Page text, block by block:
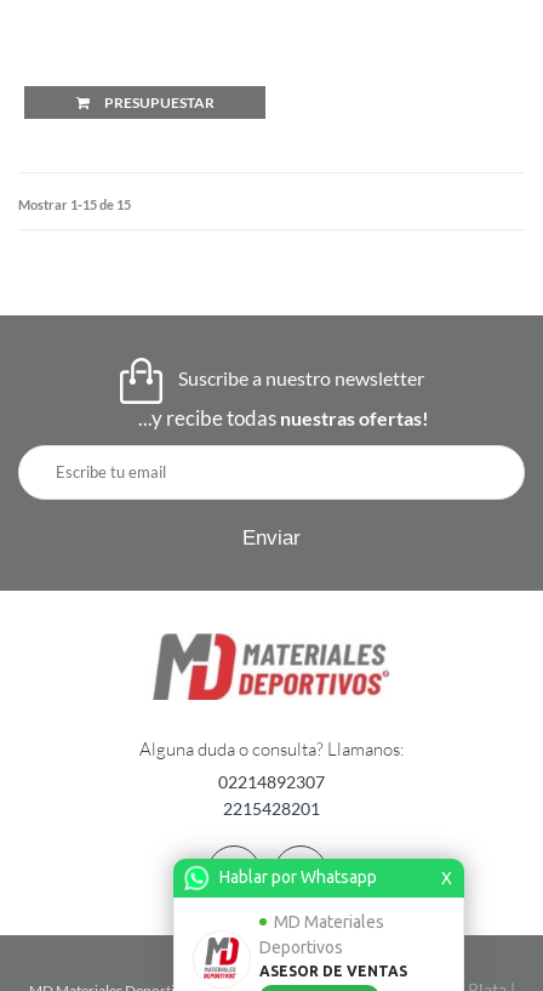
Hablar por Whatsapp X
MD Materiales
Deportivos
ASESOR DE VENTAS
PRESUPUESTAR
Mostrar 1-15 de 15
Suscribe a nuestro newsletter
...y recibe todas nuestras ofertas!
Alguna duda o consulta? Llamanos:
02214892307
2215428201